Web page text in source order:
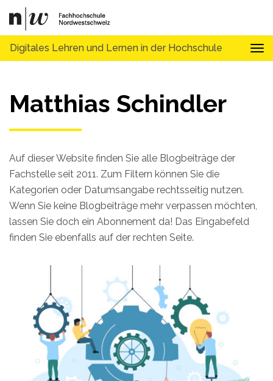
Digitales Lehren und Lernen in der Hochschule
Matthias Schindler
Auf dieser Website finden Sie alle Blogbeiträge der
Fachstelle seit 2011. Zum Filtern können Sie die
Kategorien oder Datumsangabe rechtsseitig nutzen.
Wenn Sie keine Blogbeiträge mehr verpassen möchten,
lassen Sie doch ein Abonnement da! Das Eingabefeld
finden Sie ebenfalls auf der rechten Seite.